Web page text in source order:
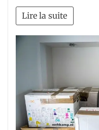
Lire la suite